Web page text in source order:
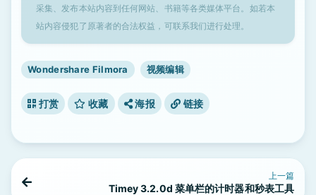
采集、发布本站内容到任何网站、书籍等各类媒体平台。如若本
站内容侵犯了原著者的合法权益，可联系我们进行处理。
Wondershare Filmora 视频编辑
打赏 收藏 海报 链接
上一篇
Timey 3.2.0d 菜单栏的计时器和秒表工具